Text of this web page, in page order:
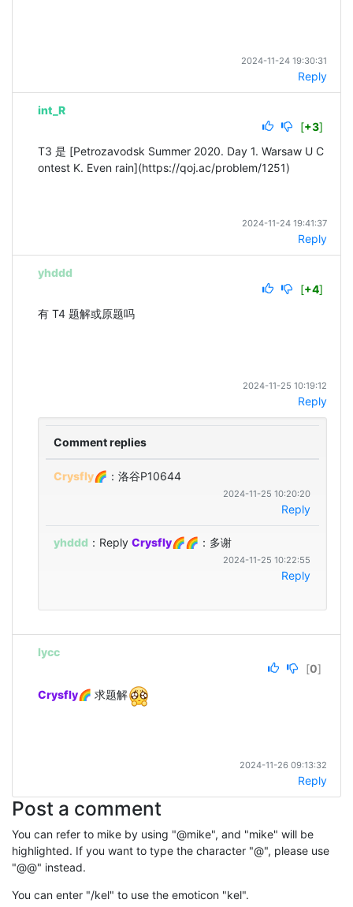
2024-11-24 19:30:31
Reply
int_R
[+3]
T3 是 [Petrozavodsk Summer 2020. Day 1. Warsaw U C
ontest K. Even rain](https://qoj.ac/problem/1251)
2024-11-24 19:41:37
Reply
yhddd
[+4]
有 T4 题解或原题吗
2024-11-25 10:19:12
Reply
Comment replies
Crysfly🌈 ：洛谷P10644
2024-11-25 10:20:20
Reply
yhddd ：Reply Crysfly🌈🌈：多谢
2024-11-25 10:22:55
Reply
lycc
[0]
Crysfly🌈 求题解
2024-11-26 09:13:32
Reply
Post a comment
You can refer to mike by using "@mike", and "mike" will be
highlighted. If you want to type the character "@", please use
"@@" instead.
You can enter "/kel" to use the emoticon "kel".